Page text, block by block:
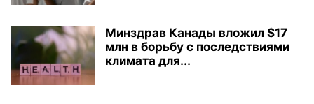
Минздрав Канады вложил $17
млн в борьбу с последствиями
климата для...